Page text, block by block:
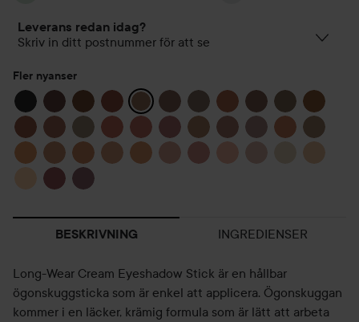
Leverans redan idag?
Skriv in ditt postnummer för att se
Fler nyanser
BESKRIVNING INGREDIENSER
Long-Wear Cream Eyeshadow Stick är en hållbar
ögonskuggsticka som är enkel att applicera. Ögonskuggan
kommer i en läcker, krämig formula som är lätt att arbeta